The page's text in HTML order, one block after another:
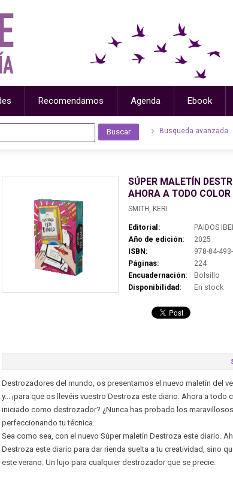
Recomendamos Agenda Ebook
Busqueda avanzada
SÚPER MALETÍN
AHORA A TODO COLOR
SMITH, KERI
Editorial:
PAIDOS
Año de edición:
2025
ISBN:
978-84-
Páginas:
224
Encuadernación:
Bolsillo
Disponibilidad:
En stock
Destrozadores del mundo, os presentamos el nuevo maletín del
y... ¡para que os llevéis vuestro Destroza este diario. Ahora a
iniciado como destrozador? ¿Nunca has probado los
perfeccionando tu técnica.
Sea como sea, con el nuevo Súper maletín Destroza este diario.
Destroza este diario para dar rienda suelta a tu creatividad, sino
este verano. Un lujo para cualquier destrozador que se precie.